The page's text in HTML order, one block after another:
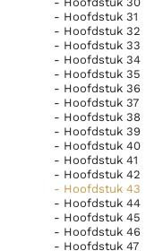
- Hoofdstuk 31
- Hoofdstuk 32
- Hoofdstuk 33
- Hoofdstuk 34
- Hoofdstuk 35
- Hoofdstuk 36
- Hoofdstuk 37
- Hoofdstuk 38
- Hoofdstuk 39
- Hoofdstuk 40
- Hoofdstuk 41
- Hoofdstuk 42
- Hoofdstuk 43
- Hoofdstuk 44
- Hoofdstuk 45
- Hoofdstuk 46
- Hoofdstuk 47
geopend en
In zijn
brokkelen er
De stem van
en de bergen
door zijn wil
en de cycloon.
Als vogels